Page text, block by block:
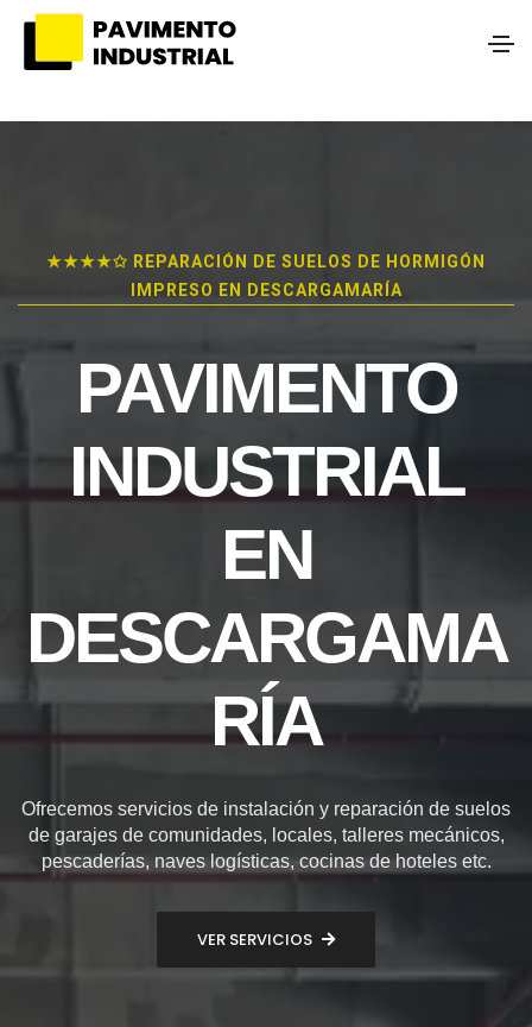
★★★★✩ REPARACIÓN DE SUELOS DE HORMIGÓN
IMPRESO EN DESCARGAMARÍA
PAVIMENTO
INDUSTRIAL
EN
DESCARGAMA
RÍA
Ofrecemos servicios de instalación y reparación de suelos
de garajes de comunidades, locales, talleres mecánicos,
pescaderías, naves logísticas, cocinas de hoteles etc.
VER SERVICIOS